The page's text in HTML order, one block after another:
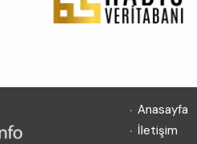
. Anasayfa
. İletişim